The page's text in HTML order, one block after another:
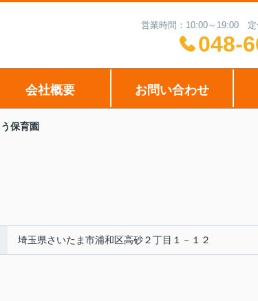
営業時間：10:00～19:00 定
048-
会社概要 お問い合わせ
保育園
埼玉県さいたま市浦和区高砂２丁目１－１２